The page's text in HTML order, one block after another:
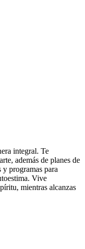
integral. Te
además de planes de
y programas para
Vive
mientras alcanzas